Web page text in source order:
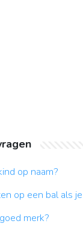
op naam?
op een bal als
merk?